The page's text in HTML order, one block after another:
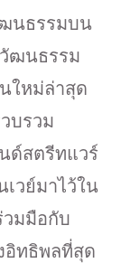
ฒนธรรมบน
วัฒนธรรม
ใหม่ล่าสุด
บรวม
ด์สตรีทแวร์
วย์มาไว้ใน
วมมือกับ
อิทธิพลที่สุด